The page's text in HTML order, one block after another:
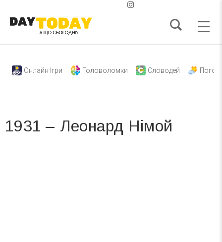
Онлайн Ігри Головоломки Словодей
1931 – Леонард Німой